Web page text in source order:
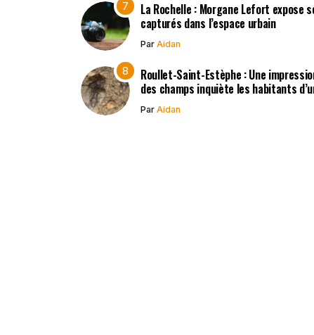
La Rochelle : Morgane Lefort
capturés dans l’espace urbain
Par Aidan
Roullet-Saint-Estèphe : Une
des champs inquiète les habitants
Par Aidan